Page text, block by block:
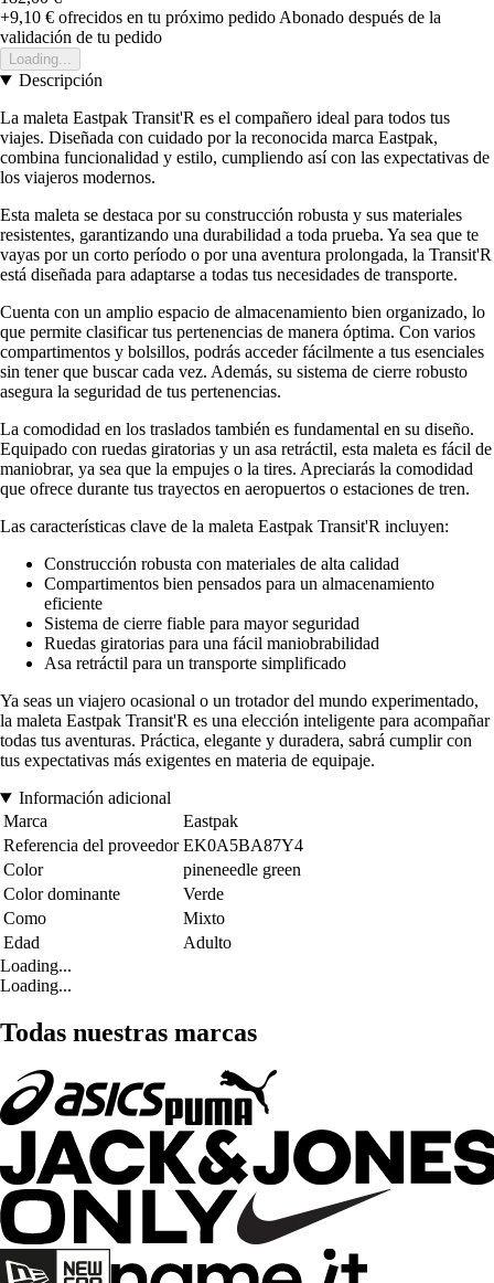
+9,10 € ofrecidos en tu próximo pedido Abonado después de la
validación de tu pedido
Loading...
Descripción
La maleta Eastpak Transit'R es el compañero ideal para todos tus
viajes. Diseñada con cuidado por la reconocida marca Eastpak,
combina funcionalidad y estilo, cumpliendo así con las expectativas de
los viajeros modernos.
Esta maleta se destaca por su construcción robusta y sus materiales
resistentes, garantizando una durabilidad a toda prueba. Ya sea que te
vayas por un corto período o por una aventura prolongada, la Transit'R
está diseñada para adaptarse a todas tus necesidades de transporte.
Cuenta con un amplio espacio de almacenamiento bien organizado, lo
que permite clasificar tus pertenencias de manera óptima. Con varios
compartimentos y bolsillos, podrás acceder fácilmente a tus esenciales
sin tener que buscar cada vez. Además, su sistema de cierre robusto
asegura la seguridad de tus pertenencias.
La comodidad en los traslados también es fundamental en su diseño.
Equipado con ruedas giratorias y un asa retráctil, esta maleta es fácil de
maniobrar, ya sea que la empujes o la tires. Apreciarás la comodidad
que ofrece durante tus trayectos en aeropuertos o estaciones de tren.
Las características clave de la maleta Eastpak Transit'R incluyen:
Construcción robusta con materiales de alta calidad
Compartimentos bien pensados para un almacenamiento
eficiente
Sistema de cierre fiable para mayor seguridad
Ruedas giratorias para una fácil maniobrabilidad
Asa retráctil para un transporte simplificado
Ya seas un viajero ocasional o un trotador del mundo experimentado,
la maleta Eastpak Transit'R es una elección inteligente para acompañar
todas tus aventuras. Práctica, elegante y duradera, sabrá cumplir con
tus expectativas más exigentes en materia de equipaje.
Información adicional
Marca
Eastpak
Referencia del proveedor EK0A5BA87Y4
Color
pineneedle green
Color dominante
Verde
Como
Mixto
Edad
Adulto
Loading...
Loading...
Todas nuestras marcas